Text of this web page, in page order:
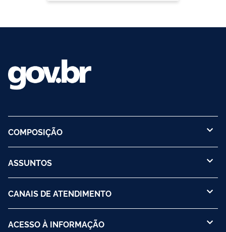
COMPOSIÇÃO
ASSUNTOS
CANAIS DE ATENDIMENTO
ACESSO À INFORMAÇÃO